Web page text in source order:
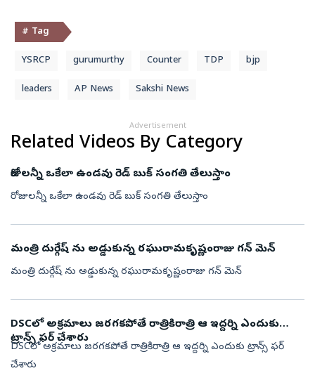
# Tag
YSRCP gurumurthy Counter TDP bjp
leaders AP News Sakshi News
Advertisement
Related Videos By Category
రోజులన్నీ ఒకేలా ఉండవు రెడ్ బుక్ సంగతి తేలుస్తాం
రోజులన్నీ ఒకేలా ఉండవు రెడ్ బుక్ సంగతి తేలుస్తాం
మంత్రి దుర్గేష్ ను అడ్డుకున్న రఘురామకృష్ణంరాజు గన్ మెన్
మంత్రి దుర్గేష్ ను అడ్డుకున్న రఘురామకృష్ణంరాజు గన్ మెన్
DSCలో అక్రమాలు జరగకపోతే రాత్రికిరాత్రి ఆ ఇద్దర్ని ఎందుకు
ట్రాన్స్ ఫర్ చేశారు
DSCలో అక్రమాలు జరగకపోతే రాత్రికిరాత్రి ఆ ఇద్దర్ని ఎందుకు ట్రాన్స్ ఫర్
చేశారు